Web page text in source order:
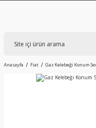
Anasayfa Fiat Gaz Kelebeği Konum